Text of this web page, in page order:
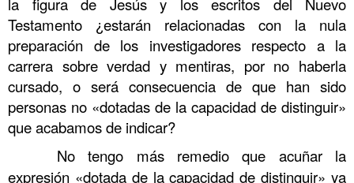
Testamento ¿estarán relacionadas con la nula
preparación de los investigadores respecto a la
carrera sobre verdad y mentiras, por no haberla
cursado, o será consecuencia de que han sido
personas no «dotadas de la capacidad de distinguir»
que acabamos de indicar?
No tengo más remedio que acuñar la
expresión «dotada de la capacidad de distinguir» ya